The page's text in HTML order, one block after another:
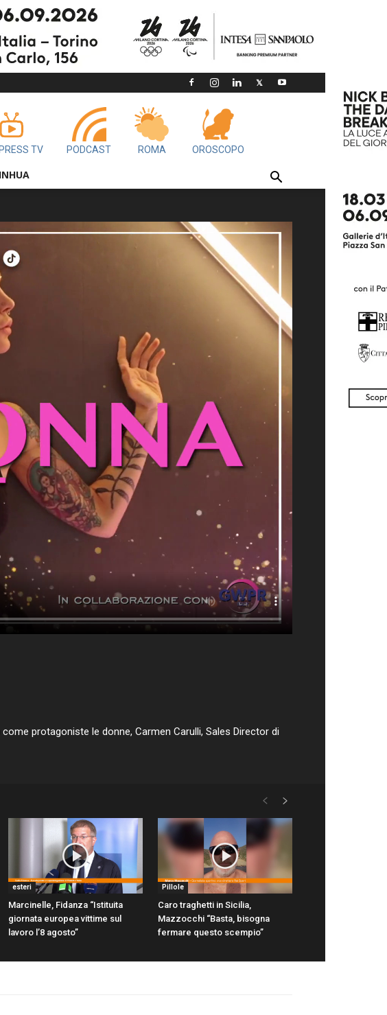
TV PODCAST ROMA OROSCOPO
protagoniste le donne, Carmen Carulli, Sales Director di
esteri
Marcinelle, Fidanza “Istituita
giornata europea vittime sul
lavoro l’8 agosto”
Pillole
Caro traghetti in Sicilia,
Mazzocchi “Basta, bisogna
fermare questo scempio”